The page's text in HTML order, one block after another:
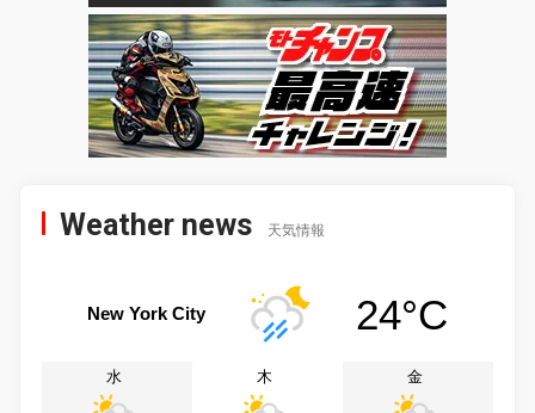
Weather news 天気情報
New York City 24°C
水 木 金